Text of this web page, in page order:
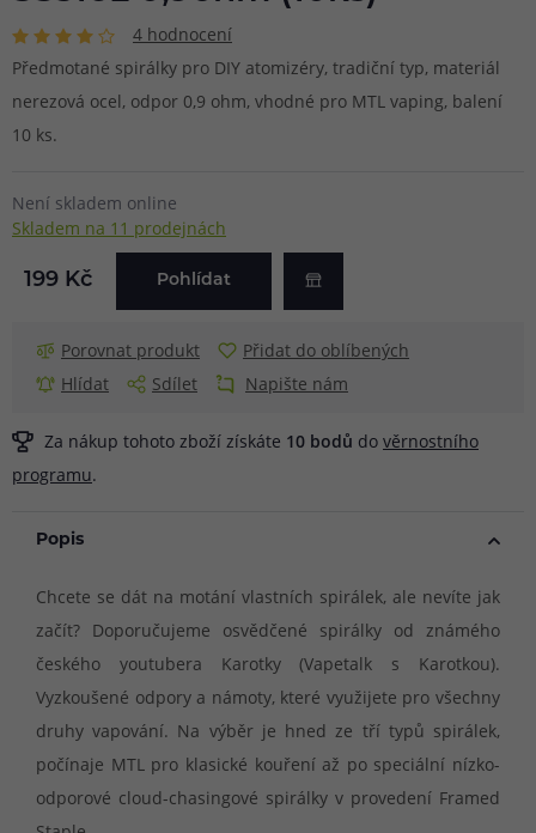
4 hodnocení
Předmotané spirálky pro DIY atomizéry, tradiční typ, materiál
nerezová ocel, odpor 0,9 ohm, vhodné pro MTL vaping, balení
10 ks.
Není skladem online
Skladem na 11 prodejnách
199 Kč Pohlídat
Porovnat produkt
Přidat do oblíbených
Hlídat
Sdílet Napište nám
Za nákup tohoto zboží získáte 10 bodů do věrnostního
programu.
Popis
Chcete se dát na motání vlastních spirálek, ale nevíte jak
začít? Doporučujeme osvědčené spirálky od známého
českého youtubera Karotky (Vapetalk s Karotkou).
Vyzkoušené odpory a námoty, které využijete pro všechny
druhy vapování. Na výběr je hned ze tří typů spirálek,
počínaje MTL pro klasické kouření až po speciální nízko-
odporové cloud-chasingové spirálky v provedení Framed